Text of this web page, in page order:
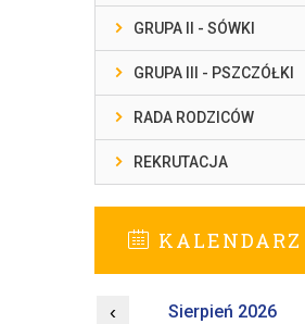
GRUPA II - SÓWKI
GRUPA III - PSZCZÓŁKI
RADA RODZICÓW
REKRUTACJA
KALENDARZ
‹ Sierpień 2026